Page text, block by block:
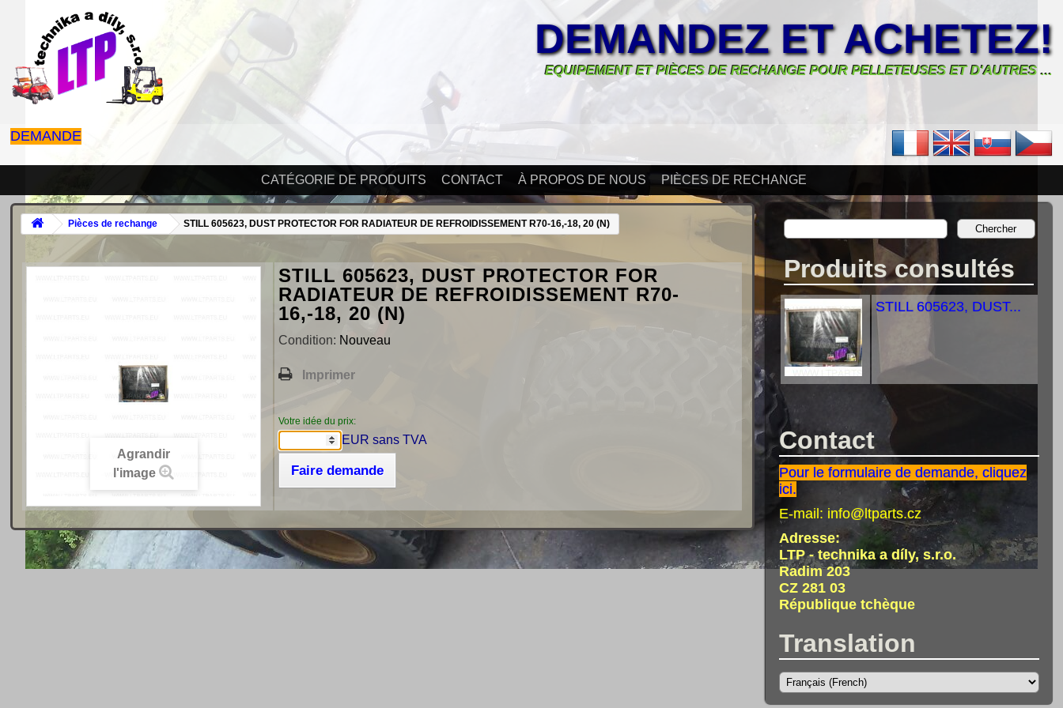
DEMANDEZ ET ACHETEZ!
EQUIPEMENT ET PIÈCES DE RECHANGE POUR PELLETEUSES ET D'AUTRES ...
DEMANDE
CATÉGORIE DE PRODUITS CONTACT À PROPOS DE NOUS PIÈCES DE RECHANGE
Produits consultés
STILL 605623, DUST...
Contact
Pour le formulaire de demande, cliquez
ici.
E-mail: info@ltparts.cz
Adresse:
LTP - technika a díly, s.r.o.
Radim 203
CZ 281 03
République tchèque
Translation
Pièces de rechange STILL 605623, DUST PROTECTOR FOR RADIATEUR DE REFROIDISSEMENT R70-16,-18, 20 (N)
Agrandir
l'image
STILL 605623, DUST PROTECTOR FOR
RADIATEUR DE REFROIDISSEMENT R70-
16,-18, 20 (N)
Condition: Nouveau
Imprimer
Votre idée du prix:
EUR sans TVA
Faire demande